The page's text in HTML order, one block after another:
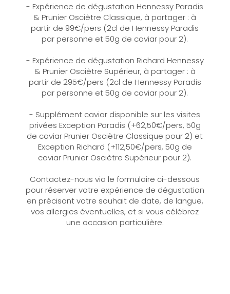
- Expérience de dégustation Hennessy Paradis
& Prunier Osciètre Classique, à partager : à
partir de 99€/pers (2cl de Hennessy Paradis
par personne et 50g de caviar pour 2).
- Expérience de dégustation Richard Hennessy
& Prunier Osciètre Supérieur, à partager : à
partir de 295€/pers (2cl de Hennessy Paradis
par personne et 50g de caviar pour 2).
- Supplément caviar disponible sur les visites
privées Exception Paradis (+62,50€/pers, 50g
de caviar Prunier Osciètre Classique pour 2) et
Exception Richard (+112,50€/pers, 50g de
caviar Prunier Osciètre Supérieur pour 2).
Contactez-nous via le formulaire ci-dessous
pour réserver votre expérience de dégustation
en précisant votre souhait de date, de langue,
vos allergies éventuelles, et si vous célébrez
une occasion particulière.